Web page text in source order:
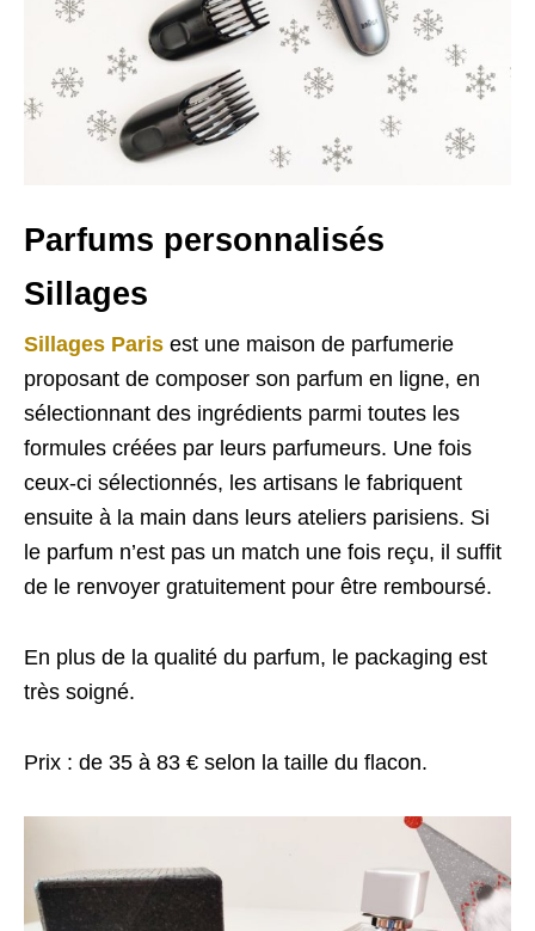
Parfums personnalisés
Sillages
Sillages Paris est une maison de parfumerie
proposant de composer son parfum en ligne, en
sélectionnant des ingrédients parmi toutes les
formules créées par leurs parfumeurs. Une fois
ceux-ci sélectionnés, les artisans le fabriquent
ensuite à la main dans leurs ateliers parisiens. Si
le parfum n’est pas un match une fois reçu, il suffit
de le renvoyer gratuitement pour être remboursé.
En plus de la qualité du parfum, le packaging est
très soigné.
Prix : de 35 à 83 € selon la taille du flacon.